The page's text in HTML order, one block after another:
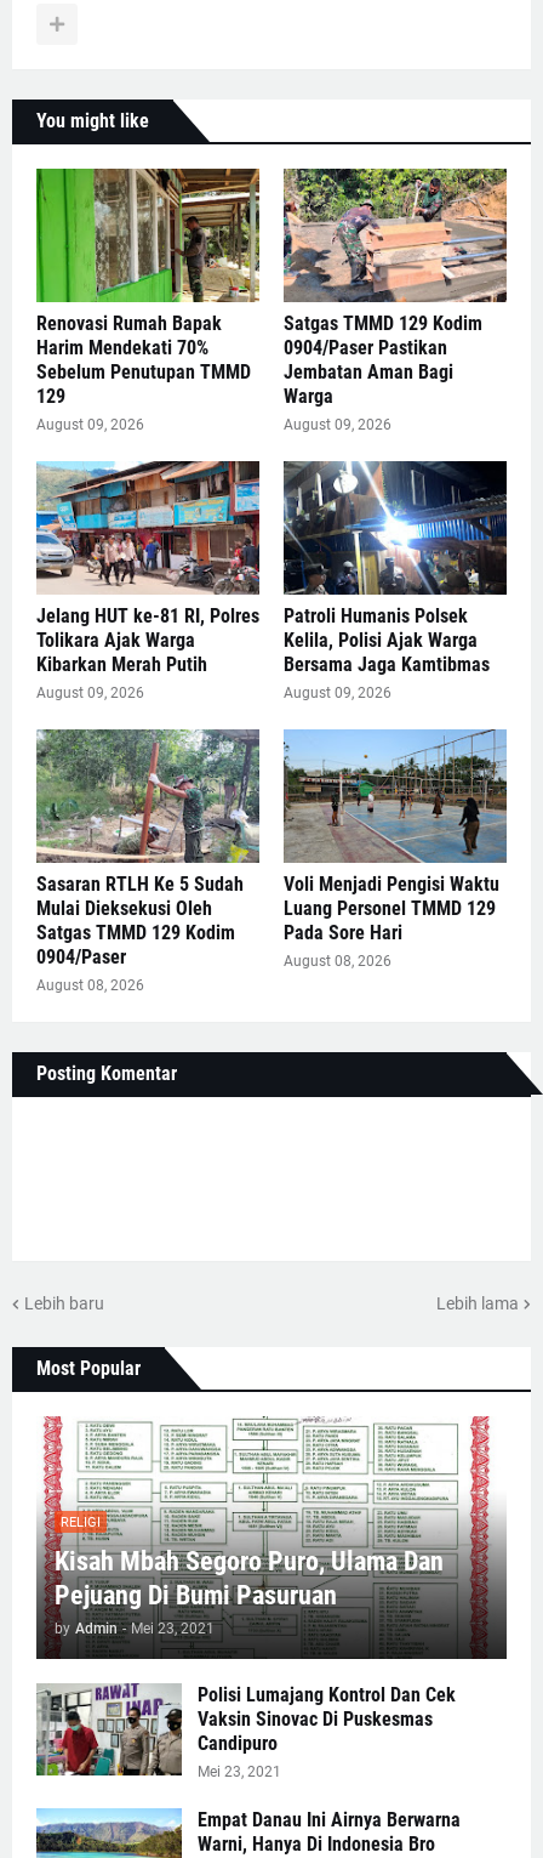
You might like
Renovasi Rumah Bapak
Harim Mendekati 70%
Sebelum Penutupan TMMD
129
August 09, 2026
Satgas TMMD 129 Kodim
0904/Paser Pastikan
Jembatan Aman Bagi
Warga
August 09, 2026
Jelang HUT ke-81 RI, Polres
Tolikara Ajak Warga
Kibarkan Merah Putih
August 09, 2026
Patroli Humanis Polsek
Kelila, Polisi Ajak Warga
Bersama Jaga Kamtibmas
August 09, 2026
Sasaran RTLH Ke 5 Sudah
Mulai Dieksekusi Oleh
Satgas TMMD 129 Kodim
0904/Paser
August 08, 2026
Voli Menjadi Pengisi Waktu
Luang Personel TMMD 129
Pada Sore Hari
August 08, 2026
Posting Komentar
Lebih baru Lebih lama
Most Popular
RELIGI
Kisah Mbah Segoro Puro, Ulama Dan
Pejuang Di Bumi Pasuruan
by Admin - Mei 23, 2021
Polisi Lumajang Kontrol Dan Cek
Vaksin Sinovac Di Puskesmas
Candipuro
Mei 23, 2021
Empat Danau Ini Airnya Berwarna
Warni, Hanya Di Indonesia Bro